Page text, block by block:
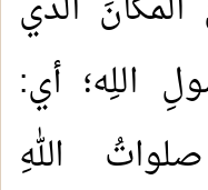
اللِه؛ أي:
اللهِ